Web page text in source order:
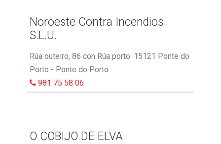
Noroeste Contra Incendios
S.L.U.
Rúa outeiro, 86 con Rúa porto. 15121 Ponte do
Porto - Ponte do Porto
981 75 58 06
O COBIJO DE ELVA